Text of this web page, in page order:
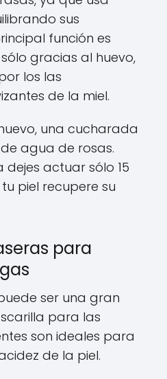
sus
función es
gracias al huevo,
los las
de la miel.
una cucharada
agua de rosas.
actuar sólo 15
piel recupere su
para
ser una gran
para las
son ideales para
de la piel.